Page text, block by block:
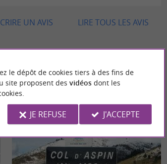
LIRE TOUS LES AVIS
UN AVIS
PROXIMITÉ
le dépôt de cookies tiers à des fins de
site proposent des vidéosdont les
JE REFUSE J'ACCEPTE